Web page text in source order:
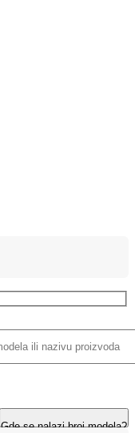
Gde se nalazi broj modela?